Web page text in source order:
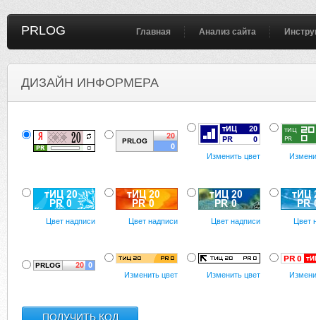
PRLOG Главная Анализ сайта
ДИЗАЙН ИНФОРМЕРА
Изменить цвет
Цвет надписи Цвет надписи Цвет надписи Цвет
Изменить цвет Изменить цвет